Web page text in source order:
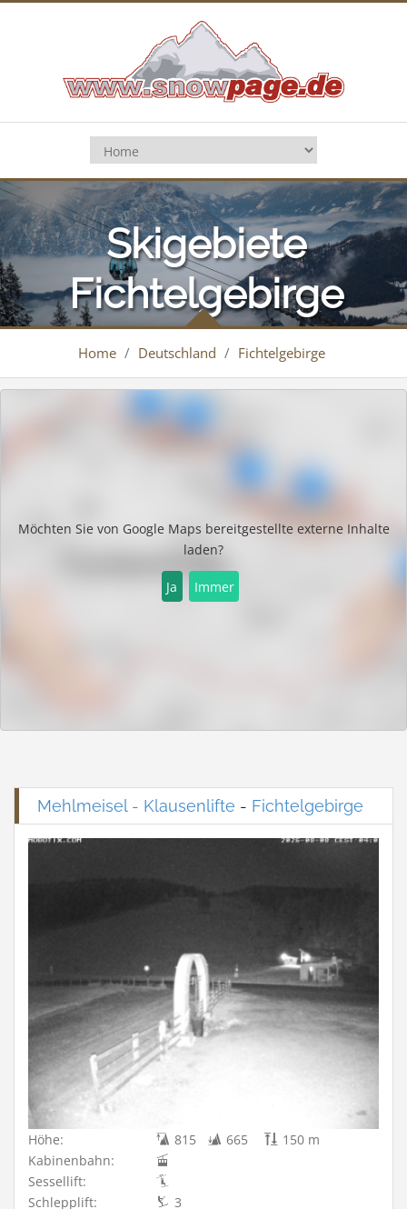
Skigebiete
Fichtelgebirge
Home / Deutschland / Fichtelgebirge
Möchten Sie von Google Maps bereitgestellte externe Inhalte
laden?
Ja Immer
Mehlmeisel - Klausenlifte - Fichtelgebirge
Höhe: 815 665
150 m
Kabinenbahn:
Sessellift:
Schlepplift:
3